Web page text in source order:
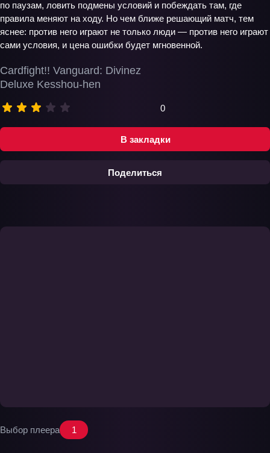
В закладки
Поделиться
Cardfight!! Vanguard: Divinez
Deluxe Kesshou-hen
0
по паузам, ловить подмены условий и побеждать там, где
правила меняют на ходу. Но чем ближе решающий матч, тем
яснее: против него играют не только люди — против него играют
сами условия, и цена ошибки будет мгновенной.
Выбор плеера 1